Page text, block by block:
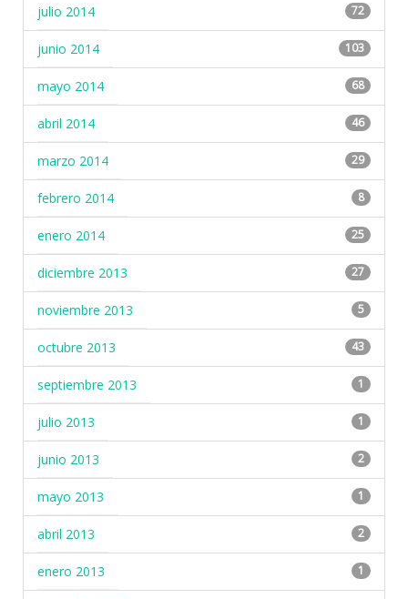
julio 2014 72
junio 2014 103
mayo 2014 68
abril 2014 46
marzo 2014 29
febrero 2014 8
enero 2014 25
diciembre 2013 27
noviembre 2013 5
octubre 2013 43
septiembre 2013 1
julio 2013 1
junio 2013 2
mayo 2013 1
abril 2013 2
enero 2013 1